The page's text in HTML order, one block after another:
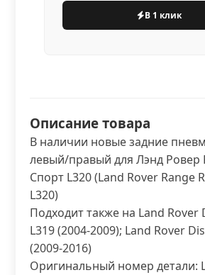
В 1 клик
Описание товара
В наличии новые задние
левый/правый для Лэнд Ровер
Спорт L320 (Land Rover Range
L320)
Подходит также на Land Rover
L319 (2004-2009); Land Rover
(2009-2016)
Оригинальный номер детали: